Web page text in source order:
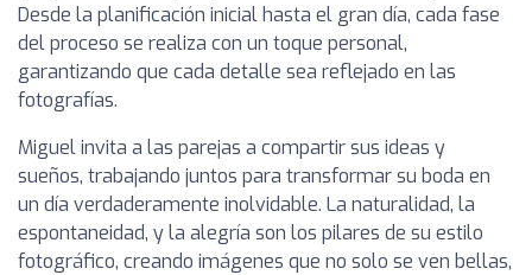
Desde la planificación inicial hasta el gran día, cada fase
del proceso se realiza con un toque personal,
garantizando que cada detalle sea reflejado en las
fotografías.
Miguel invita a las parejas a compartir sus ideas y
sueños, trabajando juntos para transformar su boda en
un día verdaderamente inolvidable. La naturalidad, la
espontaneidad, y la alegría son los pilares de su estilo
fotográfico, creando imágenes que no solo se ven bellas,